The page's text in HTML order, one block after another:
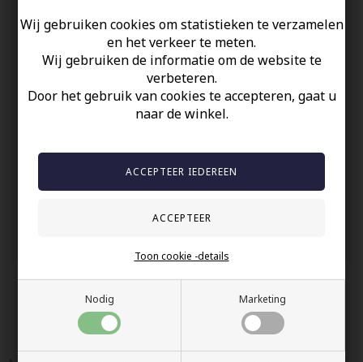
Wij gebruiken cookies om statistieken te verzamelen
en het verkeer te meten.
Wij gebruiken de informatie om de website te
verbeteren.
Door het gebruik van cookies te accepteren, gaat u
naar de winkel.
Nodig Marketing
Toon cookie -details
Prijs is per stuk.
Uw veiligheid
Op Voorraad
Snelle bezorging